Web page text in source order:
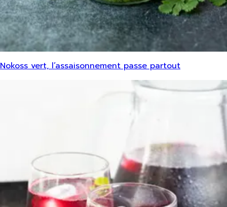
Nokoss vert, l’assaisonnement passe partout